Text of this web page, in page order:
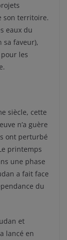
son territoire.
eaux du
sa faveur),
les
siècle, cette
n’a guère
ont perturbé
printemps
une phase
a fait face
du
et
lancé en